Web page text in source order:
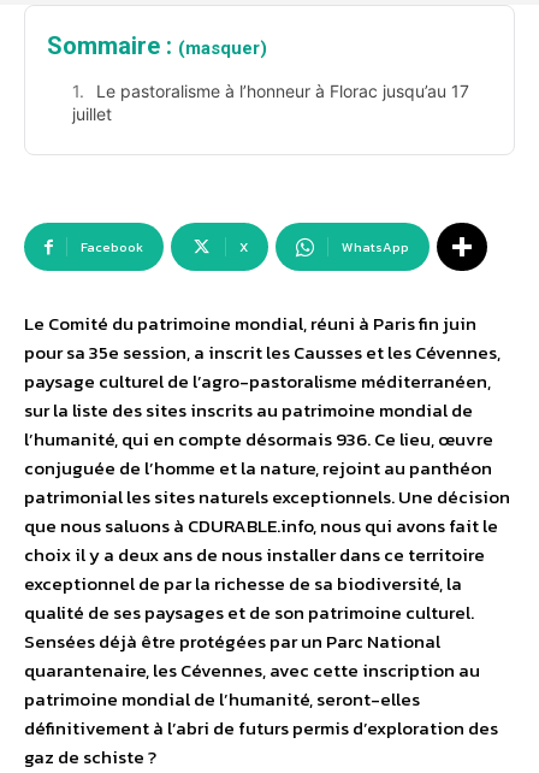
Sommaire : (masquer)
Le pastoralisme à l’honneur à Florac jusqu’au 17
juillet
Facebook X WhatsApp
Le Comité du patrimoine mondial, réuni à Paris fin juin
pour sa 35e session, a inscrit les Causses et les Cévennes,
paysage culturel de l’agro-pastoralisme méditerranéen,
sur la liste des sites inscrits au patrimoine mondial de
l’humanité, qui en compte désormais 936. Ce lieu, œuvre
conjuguée de l’homme et la nature, rejoint au panthéon
patrimonial les sites naturels exceptionnels. Une décision
que nous saluons à CDURABLE.info, nous qui avons fait le
choix il y a deux ans de nous installer dans ce territoire
exceptionnel de par la richesse de sa biodiversité, la
qualité de ses paysages et de son patrimoine culturel.
Sensées déjà être protégées par un Parc National
quarantenaire, les Cévennes, avec cette inscription au
patrimoine mondial de l’humanité, seront-elles
définitivement à l’abri de futurs permis d’exploration des
gaz de schiste ?